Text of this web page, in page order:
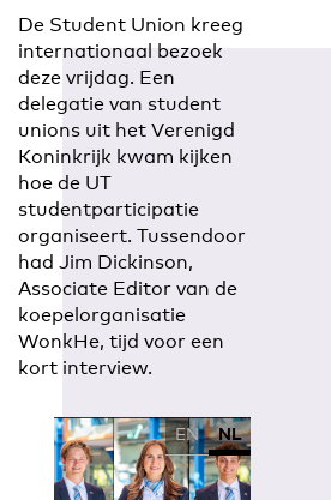
De Student Union kreeg
internationaal bezoek
deze vrijdag. Een
delegatie van student
unions uit het Verenigd
Koninkrijk kwam kijken
hoe de UT
studentparticipatie
organiseert. Tussendoor
had Jim Dickinson,
Associate Editor van de
koepelorganisatie
WonkHe, tijd voor een
kort interview.
EN NL